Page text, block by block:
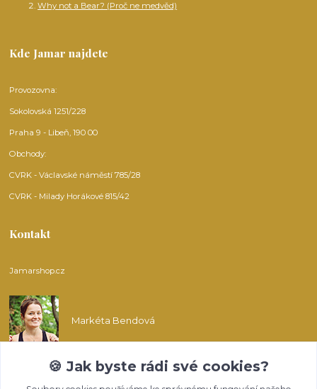
Why not a Bear? (Proč ne medvěd)
Kde Jamar najdete
Provozovna:
Sokolovská 1251/228
Praha 9 - Libeň, 190 00
Obchody:
CVRK - Václavské náměstí 785/28
CVRK - Milady Horákové 815/42
Kontakt
Jamarshop.cz
Markéta Bendová
info@jamarshop.cz
🍪 Jak byste rádi své cookies?